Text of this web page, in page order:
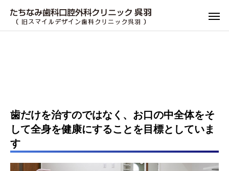
歯だけを治すのではなく、お口の中全体をそ
して全身を健康にすることを目標としていま
す